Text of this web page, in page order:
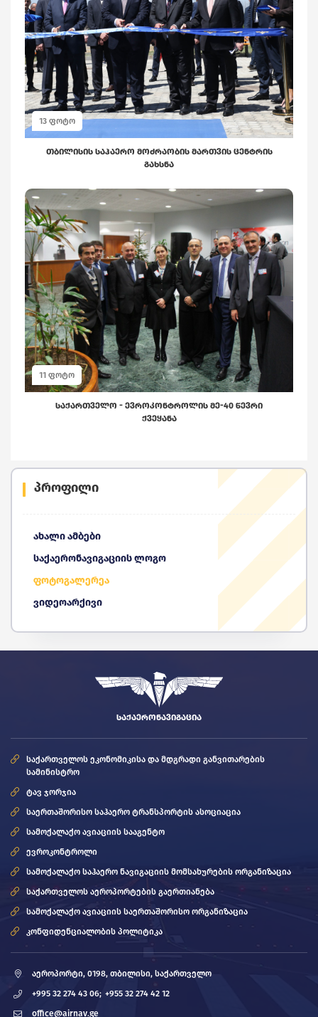
პროფილი
ახალი ამბები
საქაერონავიგაციის ლოგო
ფოტოგალერეა
ვიდეოარქივი
ᲗᲑᲘᲚᲘᲡᲘᲡ ᲡᲐᲰᲐᲔᲠᲝ ᲛᲝᲫᲠᲐᲝᲑᲘᲡ ᲛᲐᲠᲗᲕᲘᲡ ᲪᲔᲜᲢᲠᲘᲡ
ᲒᲐᲮᲡᲜᲐ
ᲡᲐᲥᲐᲠᲗᲕᲔᲚᲝ - ᲔᲕᲠᲝᲙᲝᲜᲢᲠᲝᲚᲘᲡ ᲛᲔ-40 ᲬᲔᲕᲠᲘ
ᲥᲕᲔᲧᲐᲜᲐ
ᲡᲐᲥᲐᲔᲠᲝᲜᲐᲕᲘᲒᲐᲪᲘᲐ
საქართველოს ეკონომიკისა და მდგრადი განვითარების
სამინისტრო
ტავ ჯორჯია
საერთაშორისო საჰაერო ტრანსპორტის ასოციაცია
სამოქალაქო ავიაციის სააგენტო
ევროკონტროლი
სამოქალაქო საჰაერო ნავიგაციის მომსახურების ორგანიზაცია
საქართველოს აეროპორტების გაერთიანება
სამოქალაქო ავიაციის საერთაშორისო ორგანიზაცია
კონფიდენციალობის პოლიტიკა
აეროპორტი, 0198, თბილისი, საქართველო
+995 32 274 43 06; +955 32 274 42 12
office@airnav.ge